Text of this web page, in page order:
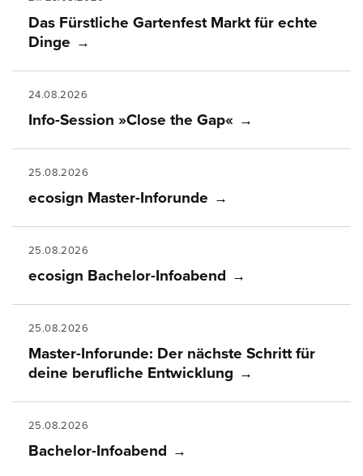
Das Fürstliche Gartenfest Markt für echte
Dinge
24.08.2026
Info-Session »Close the Gap«
25.08.2026
ecosign Master-Inforunde
25.08.2026
ecosign Bachelor-Infoabend
25.08.2026
Master-Inforunde: Der nächste Schritt für
deine berufliche Entwicklung
25.08.2026
Bachelor-Infoabend